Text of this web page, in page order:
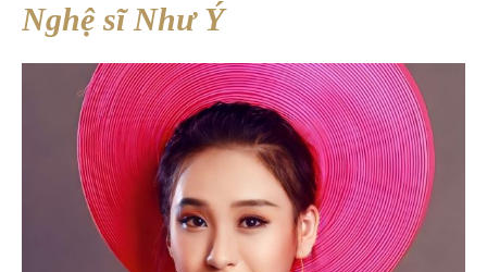
Nghệ sĩ Như Ý